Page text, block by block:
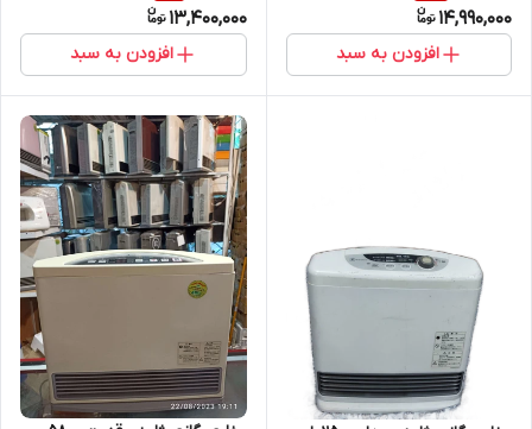
14,990,000
افزودن به سبد
13,400,000
افزودن به سبد